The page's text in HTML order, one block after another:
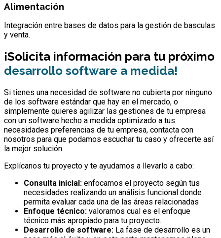
Alimentación
Integración entre bases de datos para la gestión de basculas
y venta.
¡Solicita información para tu próximo
desarrollo software a medida!
Si tienes una necesidad de software no cubierta por ninguno
de los software estándar que hay en el mercado, o
simplemente quieres agilizar las gestiones de tu empresa
con un software hecho a medida optimizado a tus
necesidades preferencias de tu empresa, contacta con
nosotros para que podamos escuchar tu caso y ofrecerte así
la mejor solución.
Explícanos tu proyecto y te ayudamos a llevarlo a cabo:
Consulta inicial: enfocamos el proyecto según tus
necesidades realizando un análisis funcional donde
permita evaluar cada una de las áreas relacionadas
Enfoque técnico: valoramos cual es el enfoque
técnico más apropiado para tu proyecto.
Desarrollo de software: La fase de desarrollo es un